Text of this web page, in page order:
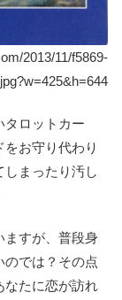
2013/11/f5869-
タロットカー
をお守り代わり
まったり汚し
ますが、普段身
のでは？その点
なたに恋が訪れ